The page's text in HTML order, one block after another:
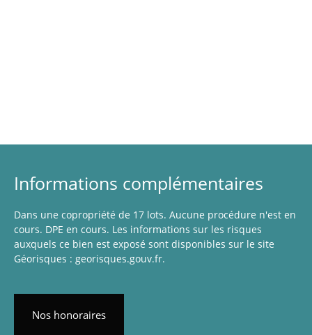
Informations complémentaires
Dans une copropriété de 17 lots. Aucune procédure n'est en
cours. DPE en cours. Les informations sur les risques
auxquels ce bien est exposé sont disponibles sur le site
Géorisques : georisques.gouv.fr.
Nos honoraires